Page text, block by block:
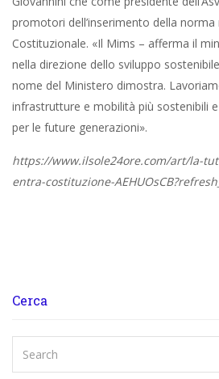
promotori dell’inserimento della norma
Costituzionale. «Il Mims – afferma il
nella direzione dello sviluppo
nome del Ministero dimostra.
infrastrutture e mobilità più sostenibili
per le future generazioni».
https://www.ilsole24ore.com/art/la-
entra-costituzione-
Cerca